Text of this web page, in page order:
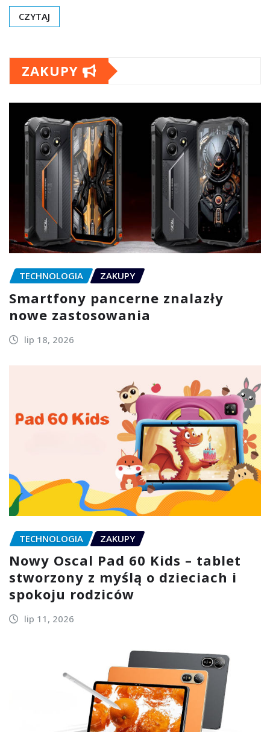
CZYTAJ
ZAKUPY
TECHNOLOGIA ZAKUPY
Smartfony pancerne znalazły
nowe zastosowania
lip 18, 2026
TECHNOLOGIA ZAKUPY
Nowy Oscal Pad 60 Kids – tablet
stworzony z myślą o dzieciach i
spokoju rodziców
lip 11, 2026